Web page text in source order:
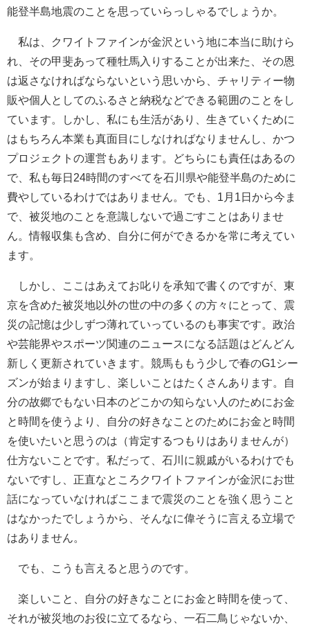
能登半島地震のことを思っていらっしゃるでしょうか。
私は、クワイトファインが金沢という地に本当に助けら
れ、その甲斐あって種牡馬入りすることが出来た、その恩
は返さなければならないという思いから、チャリティー物
販や個人としてのふるさと納税などできる範囲のことをし
ています。しかし、私にも生活があり、生きていくために
はもちろん本業も真面目にしなければなりませんし、かつ
プロジェクトの運営もあります。どちらにも責任はあるの
で、私も毎日24時間のすべてを石川県や能登半島のために
費やしているわけではありません。でも、1月1日から今ま
で、被災地のことを意識しないで過ごすことはありませ
ん。情報収集も含め、自分に何ができるかを常に考えてい
ます。
しかし、ここはあえてお叱りを承知で書くのですが、東
京を含めた被災地以外の世の中の多くの方々にとって、震
災の記憶は少しずつ薄れていっているのも事実です。政治
や芸能界やスポーツ関連のニュースになる話題はどんどん
新しく更新されていきます。競馬ももう少しで春のG1シー
ズンが始まりますし、楽しいことはたくさんあります。自
分の故郷でもない日本のどこかの知らない人のためにお金
と時間を使うより、自分の好きなことのためにお金と時間
を使いたいと思うのは（肯定するつもりはありませんが）
仕方ないことです。私だって、石川に親戚がいるわけでも
ないですし、正直なところクワイトファインが金沢にお世
話になっていなければここまで震災のことを強く思うこと
はなかったでしょうから、そんなに偉そうに言える立場で
はありません。
でも、こうも言えると思うのです。
楽しいこと、自分の好きなことにお金と時間を使って、
それが被災地のお役に立てるなら、一石二鳥じゃないか、